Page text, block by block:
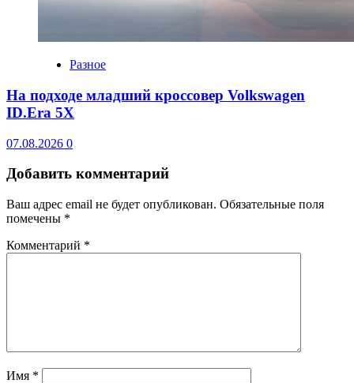
Разное
На подходе младший кроссовер Volkswagen
ID.Era 5X
07.08.2026 0
Добавить комментарий
Ваш адрес email не будет опубликован. Обязательные поля
помечены *
Комментарий *
Имя *